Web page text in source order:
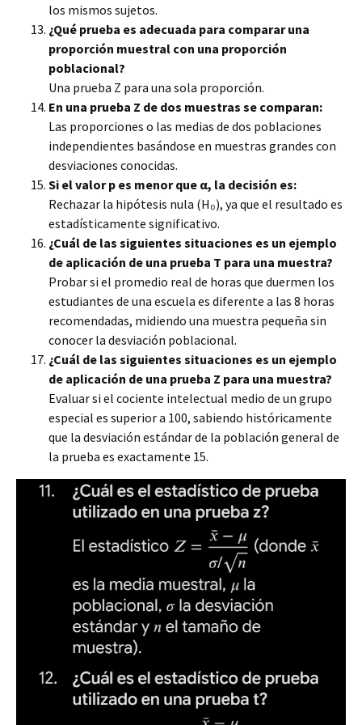
los mismos sujetos.
¿Qué prueba es adecuada para comparar una
proporción muestral con una proporción
poblacional?
Una prueba Z para una sola proporción.
En una prueba Z de dos muestras se comparan:
Las proporciones o las medias de dos poblaciones
independientes basándose en muestras grandes con
desviaciones conocidas.
Si el valor p es menor que α, la decisión es:
Rechazar la hipótesis nula (H₀), ya que el resultado es
estadísticamente significativo.
¿Cuál de las siguientes situaciones es un ejemplo
de aplicación de una prueba T para una muestra?
Probar si el promedio real de horas que duermen los
estudiantes de una escuela es diferente a las 8 horas
recomendadas, midiendo una muestra pequeña sin
conocer la desviación poblacional.
¿Cuál de las siguientes situaciones es un ejemplo
de aplicación de una prueba Z para una muestra?
Evaluar si el cociente intelectual medio de un grupo
especial es superior a 100, sabiendo históricamente
que la desviación estándar de la población general de
la prueba es exactamente 15.